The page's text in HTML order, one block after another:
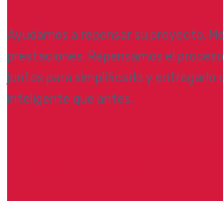
Ayudamos a repensar su proyecto.
prestaciones. Repensamos el
juntos para simplificarlo y entregarlo
inteligente que antes.